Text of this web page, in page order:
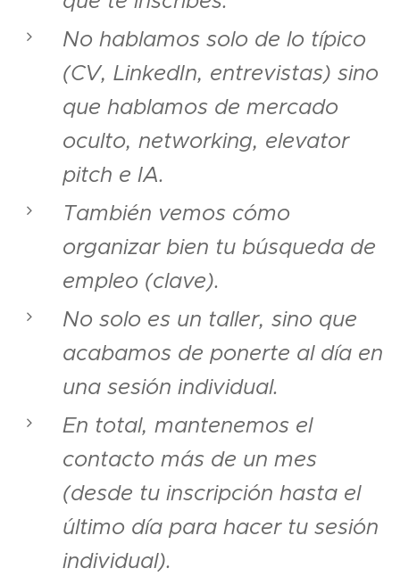
No hablamos solo de lo típico
(CV, LinkedIn, entrevistas) sino
que hablamos de mercado
oculto, networking, elevator
pitch e IA.
También vemos cómo
organizar bien tu búsqueda de
empleo (clave).
No solo es un taller, sino que
acabamos de ponerte al día en
una sesión individual.
En total, mantenemos el
contacto más de un mes
(desde tu inscripción hasta el
último día para hacer tu sesión
individual).